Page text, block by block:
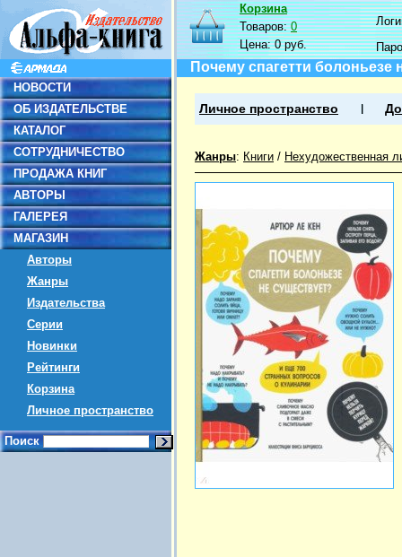
НОВОСТИ
ОБ ИЗДАТЕЛЬСТВЕ
КАТАЛОГ
СОТРУДНИЧЕСТВО
ПРОДАЖА КНИГ
АВТОРЫ
ГАЛЕРЕЯ
МАГАЗИН
Авторы
Жанры
Издательства
Серии
Новинки
Рейтинги
Корзина
Личное пространство
Поиск
Корзина
Товаров:0
Цена:0 руб.
Почему спагетти болоньезе
Личное пространство
Жанры: Книги / Нехудожественная